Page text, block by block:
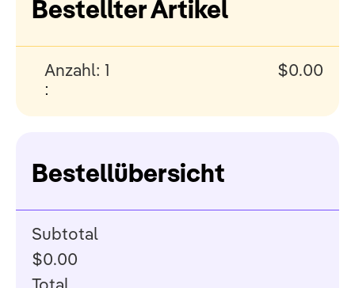
Bestellter Artikel
:
$0.00
Bestellübersicht
Subtotal
$0.00